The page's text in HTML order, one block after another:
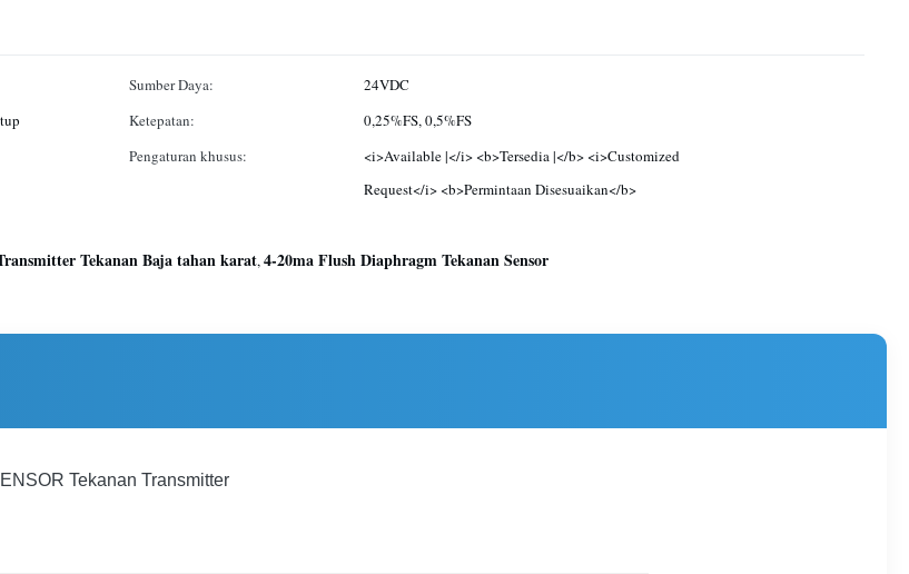
Sumber Daya:
24VDC
Ketepatan:
0,25%FS, 0,5%FS
Pengaturan khusus:
<i>Available |</i> <b>Tersedia |</b> <i>Customized
Request</i> <b>Permintaan Disesuaikan</b>
Tekanan Baja tahan karat,4-20ma Flush Diaphragm Tekanan Sensor
Tekanan Transmitter